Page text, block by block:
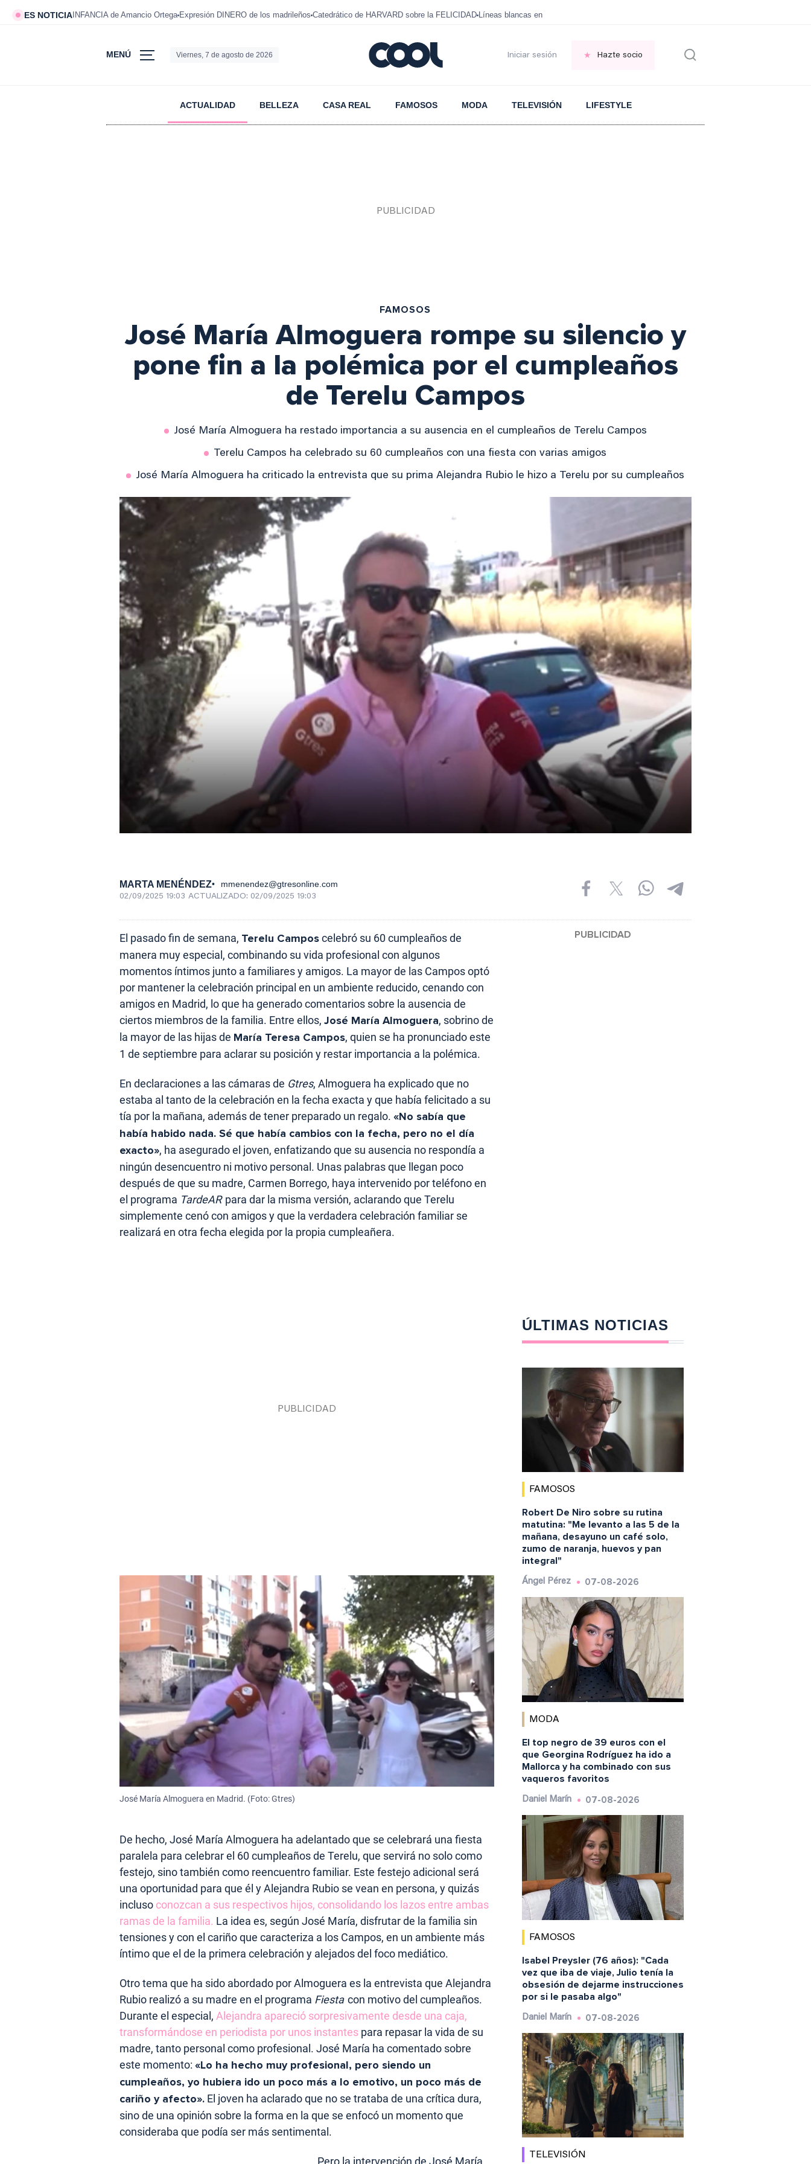
ES NOTICIA INFANCIA de Amancio Ortega Expresión DINERO de los madrileños Catedrático de HARVARD sobre la FELICIDAD Líneas blancas en las VENTANAS
MENÚ Viernes, 7 de agosto de 2026 Iniciar sesión Hazte socio
ACTUALIDAD BELLEZA CASA REAL FAMOSOS MODA TELEVISIÓN LIFESTYLE
FAMOSOS
José María Almoguera rompe su silencio y
pone fin a la polémica por el cumpleaños
de Terelu Campos
José María Almoguera ha restado importancia a su ausencia en el cumpleaños de Terelu Campos
Terelu Campos ha celebrado su 60 cumpleaños con una fiesta con varias amigos
José María Almoguera ha criticado la entrevista que su prima Alejandra Rubio le hizo a Terelu por su cumpleaños
MARTA MENÉNDEZ mmenendez@gtresonline.com
02/09/2025 19:03 ACTUALIZADO: 02/09/2025 19:03
El pasado fin de semana, Terelu Camposcelebró su 60 cumpleaños de
manera muy especial, combinando su vida profesional con algunos
momentos íntimos junto a familiares y amigos. La mayor de las Campos optó
por mantener la celebración principal en un ambiente reducido, cenando con
amigos en Madrid, lo que ha generado comentarios sobre la ausencia de
ciertos miembros de la familia. Entre ellos, José María Almoguera, sobrino de
la mayor de las hijas de María Teresa Campos, quien se ha pronunciado este
1 de septiembre para aclarar su posición y restar importancia a la polémica.
En declaraciones a las cámaras de Gtres, Almoguera ha explicado que no
estaba al tanto de la celebración en la fecha exacta y que había felicitado a su
tía por la mañana, además de tener preparado un regalo. «No sabía que
había habido nada. Sé que había cambios con la fecha, pero no el día
exacto», ha asegurado el joven, enfatizando que su ausencia no respondía a
ningún desencuentro ni motivo personal. Unas palabras que llegan poco
después de que su madre, Carmen Borrego, haya intervenido por teléfono en
el programa TardeARpara dar la misma versión, aclarando que Terelu
simplemente cenó con amigos y que la verdadera celebración familiar se
realizará en otra fecha elegida por la propia cumpleañera.
José María Almoguera en Madrid. (Foto: Gtres)
De hecho, José María Almoguera ha adelantado que se celebrará una fiesta
paralela para celebrar el 60 cumpleaños de Terelu, que servirá no solo como
festejo, sino también como reencuentro familiar. Este festejo adicional será
una oportunidad para que él y Alejandra Rubio se vean en persona, y quizás
incluso conozcan a sus respectivos hijos, consolidando los lazos entre ambas
ramas de la familia. La idea es, según José María, disfrutar de la familia sin
tensiones y con el cariño que caracteriza a los Campos, en un ambiente más
íntimo que el de la primera celebración y alejados del foco mediático.
Otro tema que ha sido abordado por Almoguera es la entrevista que Alejandra
Rubio realizó a su madre en el programa Fiesta con motivo del cumpleaños.
Durante el especial, Alejandra apareció sorpresivamente desde una caja,
transformándose en periodista por unos instantes para repasar la vida de su
madre, tanto personal como profesional. José María ha comentado sobre
este momento: «Lo ha hecho muy profesional, pero siendo un
cumpleaños, yo hubiera ido un poco más a lo emotivo, un poco más de
cariño y afecto». El joven ha aclarado que no se trataba de una crítica dura,
sino de una opinión sobre la forma en la que se enfocó un momento que
consideraba que podía ser más sentimental.
Pero la intervención de José María
ÚLTIMAS NOTICIAS
FAMOSOS
Robert De Niro sobre su rutina
matutina: "Me levanto a las 5 de la
mañana, desayuno un café solo,
zumo de naranja, huevos y pan
integral"
Ángel Pérez 07-08-2026
MODA
El top negro de 39 euros con el
que Georgina Rodríguez ha ido a
Mallorca y ha combinado con sus
vaqueros favoritos
Daniel Marín 07-08-2026
FAMOSOS
Isabel Preysler (76 años): "Cada
vez que iba de viaje, Julio tenía la
obsesión de dejarme instrucciones
por si le pasaba algo"
Daniel Marín 07-08-2026
TELEVISIÓN